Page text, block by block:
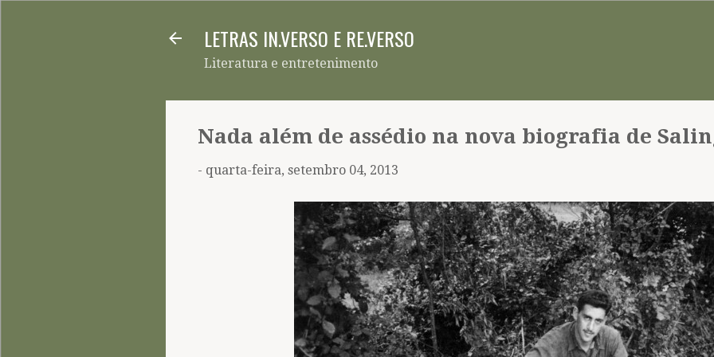
LETRAS IN.VERSO E RE.VERSO
Literatura e entretenimento
Nada além de assédio na nova biografia de
- quarta-feira, setembro 04, 2013